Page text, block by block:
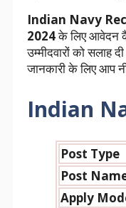
Indian Navy
2024के लिए आवेदन
उम्मीदवारों को सलाह
जानकारी के लिए आप
Indian
Post Type
Post
Apply